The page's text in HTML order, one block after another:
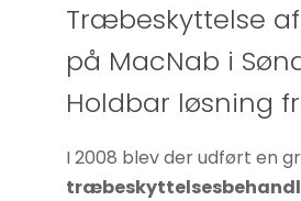
Træbeskyttelse
på MacNab i
Holdbar løsning
I 2008 blev der udført en